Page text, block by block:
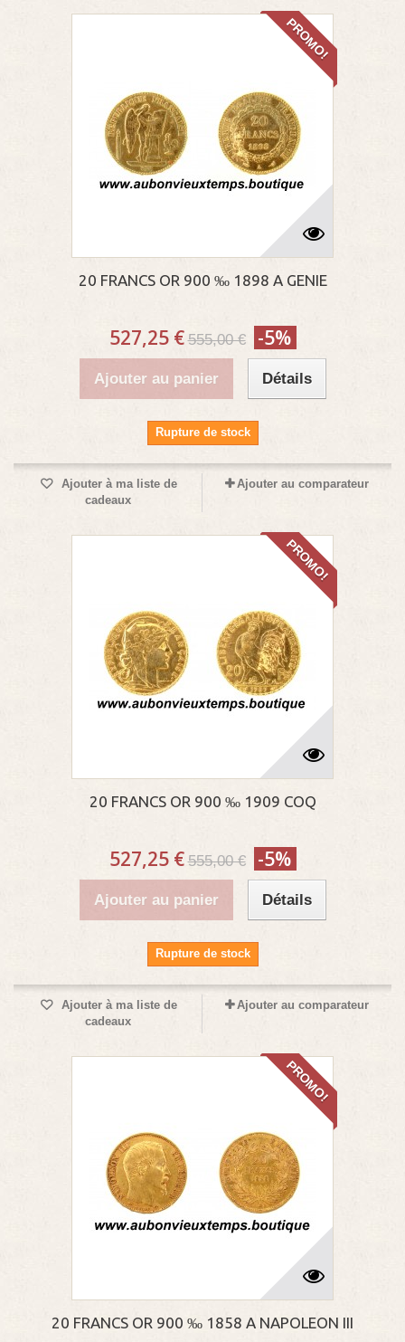
PROMO!
20 FRANCS OR 900 ‰ 1898 A GENIE
527,25 € 555,00 € -5%
Ajouter au panier Détails
Rupture de stock
Ajouter à ma liste de
cadeaux
Ajouter au comparateur
PROMO!
20 FRANCS OR 900 ‰ 1909 COQ
527,25 € 555,00 € -5%
Ajouter au panier Détails
Rupture de stock
Ajouter à ma liste de
cadeaux
Ajouter au comparateur
PROMO!
20 FRANCS OR 900 ‰ 1858 A NAPOLEON III